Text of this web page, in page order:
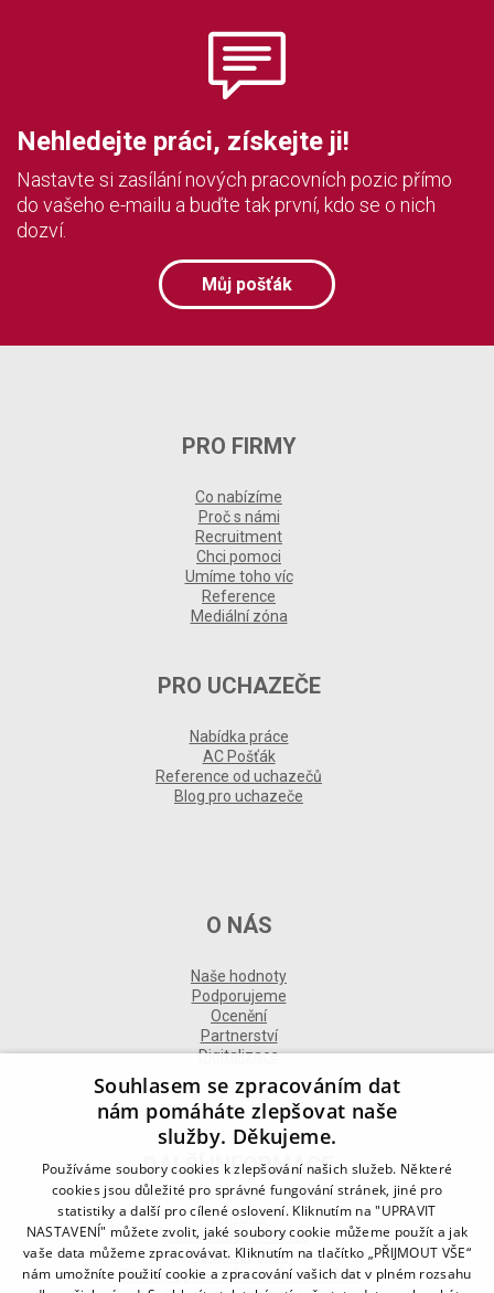
Nehledejte práci, získejte ji!
Nastavte si zasílání nových pracovních pozic přímo
do vašeho e-mailu a buďte tak první, kdo se o nich
dozví.
Můj pošťák
PRO FIRMY
Co nabízíme
Proč s námi
Recruitment
Chci pomoci
Umíme toho víc
Reference
Mediální zóna
PRO UCHAZEČE
Nabídka práce
AC Pošťák
Reference od uchazečů
Blog pro uchazeče
O NÁS
Naše hodnoty
Podporujeme
Ocenění
Partnerství
Digitalizace
DALŠÍ INFORMACE
Kontakt
Naše odborné divize
Naše pobočky
Zásady zpracování osobních údajů
Souhlasem se zpracováním dat
nám pomáháte zlepšovat naše
služby. Děkujeme.
Používáme soubory cookies k zlepšování našich služeb. Některé
cookies jsou důležité pro správné fungování stránek, jiné pro
statistiky a další pro cílené oslovení. Kliknutím na "UPRAVIT
NASTAVENÍ" můžete zvolit, jaké soubory cookie můžeme použít a jak
vaše data můžeme zpracovávat. Kliknutím na tlačítko „PŘIJMOUT VŠE“
nám umožníte použití cookie a zpracování vašich dat v plném rozsahu